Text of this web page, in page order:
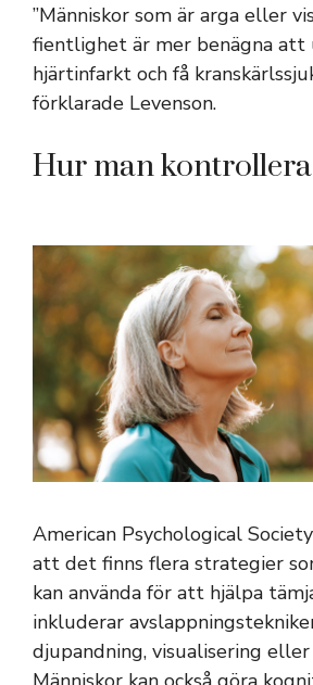
”Människor som är arga eller
fientlighet är mer benägna att
hjärtinfarkt och få
förklarade Levenson.
Hur man
American Psychological
att det finns flera strategier
kan använda för att hjälpa
inkluderar
djupandning, visualisering eller